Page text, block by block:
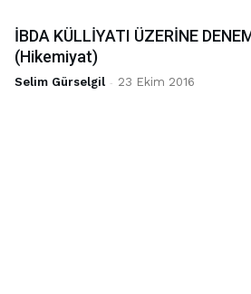
İBDA KÜLLİYATI ÜZERİNE
(Hikemiyat)
Selim Gürselgil - 23 Ekim 2016